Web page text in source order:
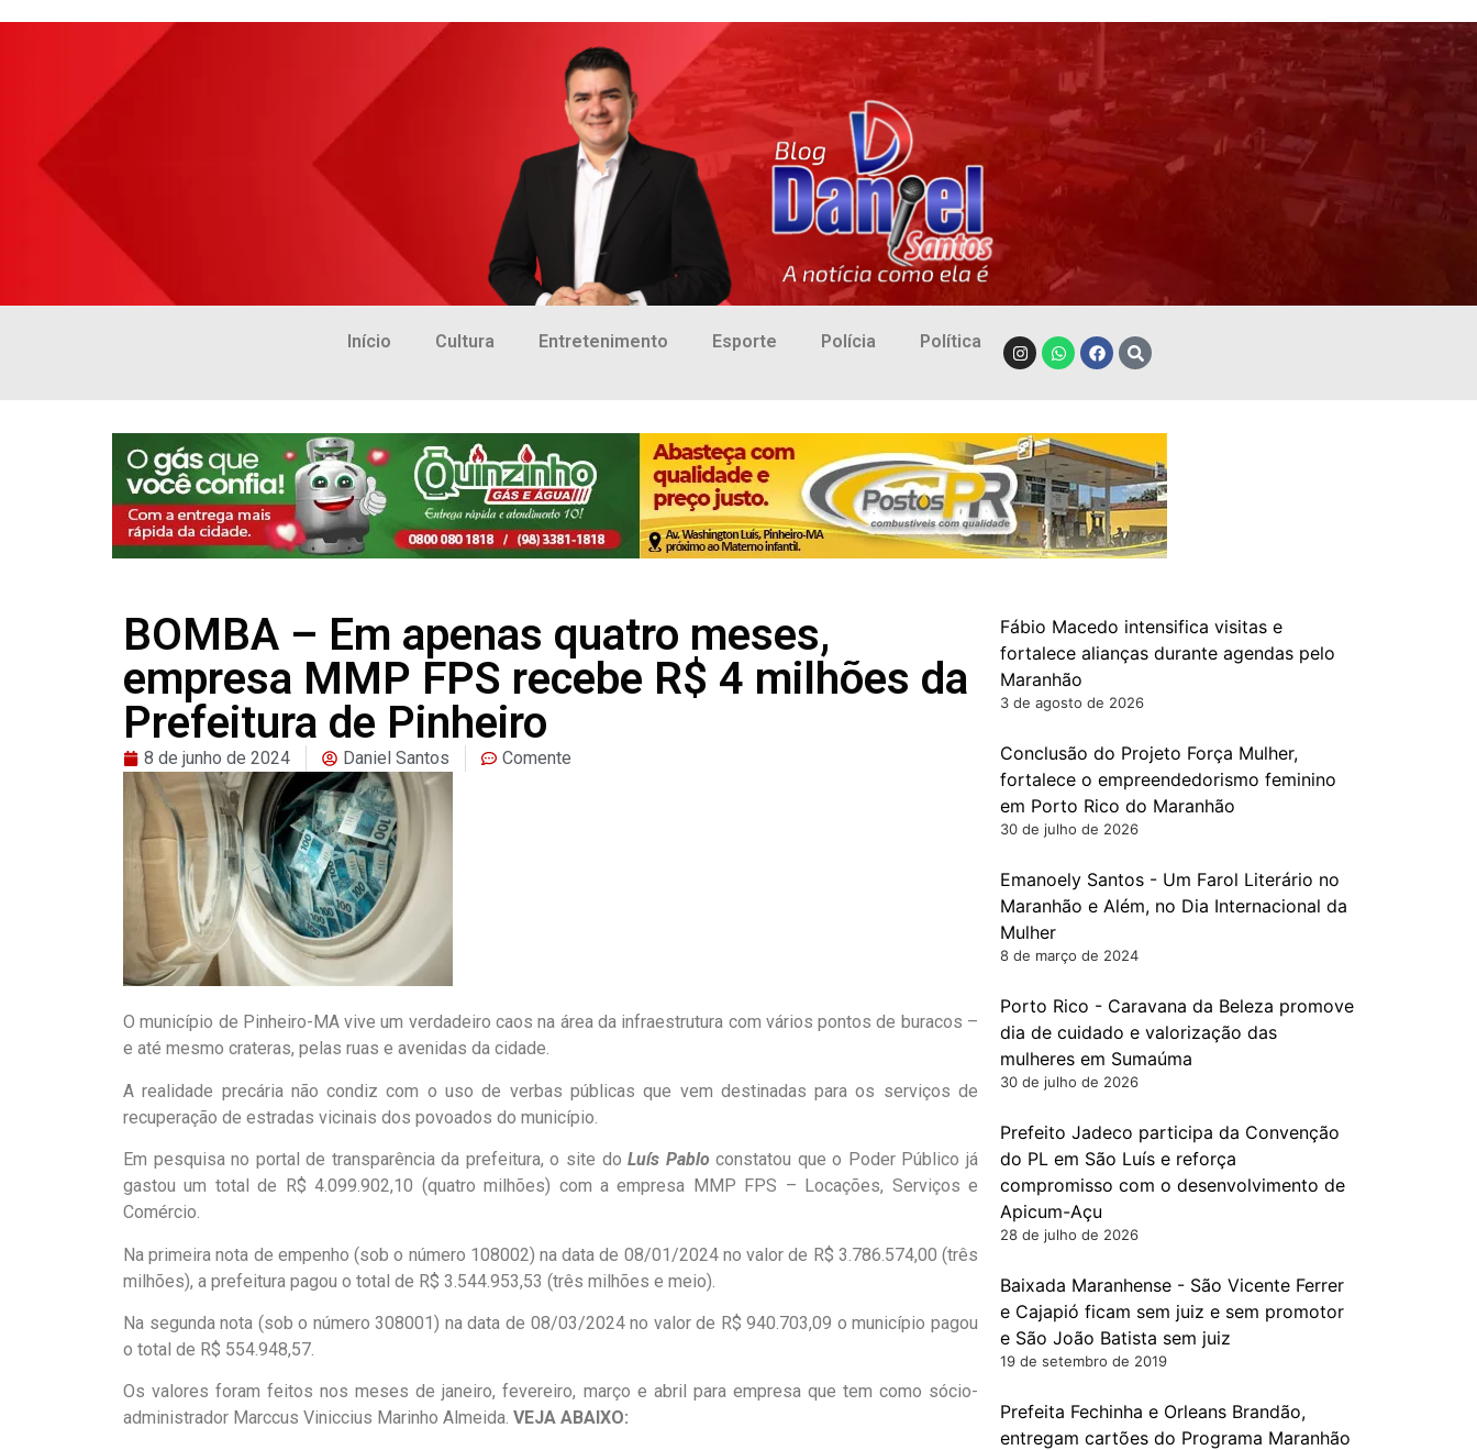
Início Cultura Entretenimento Esporte Polícia Política
BOMBA – Em apenas quatro meses,
empresa MMP FPS recebe R$ 4 milhões da
Prefeitura de Pinheiro
8 de junho de 2024 Daniel Santos Comente
O município de Pinheiro-MA vive um verdadeiro caos na área da infraestrutura com vários pontos de buracos –
e até mesmo crateras, pelas ruas e avenidas da cidade.
A realidade precária não condiz com o uso de verbas públicas que vem destinadas para os serviços de
recuperação de estradas vicinais dos povoados do município.
Em pesquisa no portal de transparência da prefeitura, o site doLuís Pabloconstatou que o Poder Público já
gastou um total de R$ 4.099.902,10 (quatro milhões) com a empresa MMP FPS – Locações, Serviços e
Comércio.
Na primeira nota de empenho (sob o número 108002) na data de 08/01/2024 no valor de R$ 3.786.574,00 (três
milhões), a prefeitura pagou o total de R$ 3.544.953,53 (três milhões e meio).
Na segunda nota (sob o número 308001) na data de 08/03/2024 no valor de R$ 940.703,09 o município pagou
o total de R$ 554.948,57.
Os valores foram feitos nos meses de janeiro, fevereiro, março e abril para empresa que tem como sócio-
administrador Marccus Viniccius Marinho Almeida. VEJA ABAIXO:
Fábio Macedo intensifica visitas e
fortalece alianças durante agendas pelo
Maranhão
3 de agosto de 2026
Conclusão do Projeto Força Mulher,
fortalece o empreendedorismo feminino
em Porto Rico do Maranhão
30 de julho de 2026
Emanoely Santos - Um Farol Literário no
Maranhão e Além, no Dia Internacional da
Mulher
8 de março de 2024
Porto Rico - Caravana da Beleza promove
dia de cuidado e valorização das
mulheres em Sumaúma
30 de julho de 2026
Prefeito Jadeco participa da Convenção
do PL em São Luís e reforça
compromisso com o desenvolvimento de
Apicum-Açu
28 de julho de 2026
Baixada Maranhense - São Vicente Ferrer
e Cajapió ficam sem juiz e sem promotor
e São João Batista sem juiz
19 de setembro de 2019
Prefeita Fechinha e Orleans Brandão,
entregam cartões do Programa Maranhão